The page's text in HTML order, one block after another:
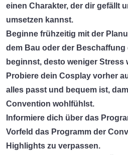
einen Charakter, der dir gefällt
umsetzen kannst.
Beginne frühzeitig mit der
dem Bau oder der
beginnst, desto weniger Stress
Probiere dein Cosplay vorher
alles passt und bequem ist,
Convention wohlfühlst.
Informiere dich über das
Vorfeld das Programm der
Highlights zu verpassen.